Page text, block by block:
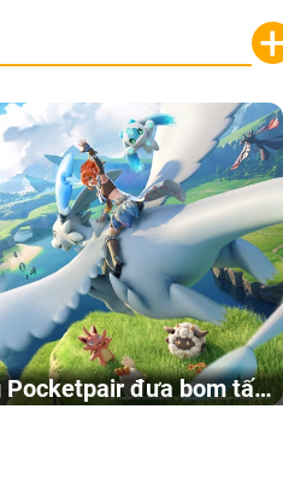
Pocketpair đưa bom tấn